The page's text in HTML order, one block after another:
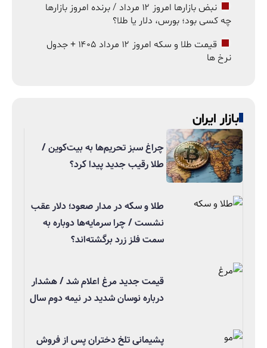
نبض بازارها امروز ۱۲ مرداد / برنده امروز بازارها
چه کسی بود؛ بورس، دلار یا طلا؟
قیمت طلا و سکه امروز ۱۲ مرداد ۱۴۰۵ + جدول
نرخ ها
بازار ایران
چراغ سبز تحریم‌ها به بیت‌کوین /
طلا رقیب جدید پیدا کرد؟
طلا و سکه در مدار صعود؛ دلار عقب
نشست / چرا سرمایه‌ها دوباره به
سمت فلز زرد برگشته‌اند؟
قیمت جدید مرغ اعلام شد / هشدار
درباره نوسان شدید در نیمه دوم سال
پشیمانی تلخ دختران پس از فروش